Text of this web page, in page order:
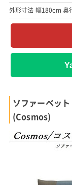
外形寸法 幅180cm
ソファーベッ
(Cosmos)